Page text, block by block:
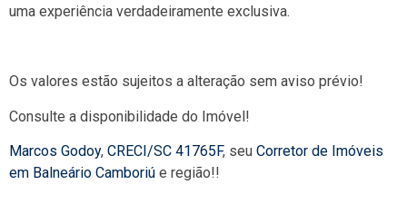
uma experiência verdadeiramente exclusiva.
Os valores estão sujeitos a alteração sem aviso prévio!
Consulte a disponibilidade do Imóvel!
Marcos Godoy, CRECI/SC 41765F, seu Corretor de Imóveis
em Balneário Camboriú e região!!